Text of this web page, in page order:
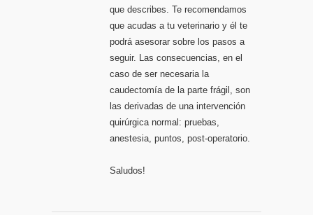
que describes. Te recomendamos
que acudas a tu veterinario y él te
podrá asesorar sobre los pasos a
seguir. Las consecuencias, en el
caso de ser necesaria la
caudectomía de la parte frágil, son
las derivadas de una intervención
quirúrgica normal: pruebas,
anestesia, puntos, post-operatorio.
Saludos!